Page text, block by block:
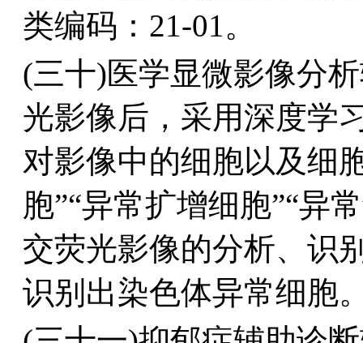
类编码：21-01。
(三十)医学显微影像分
光影像后，采用深度学
对影像中的细胞以及细
胞”“异常扩增细胞”“异
交荧光影像的分析、识
识别出染色体异常细胞